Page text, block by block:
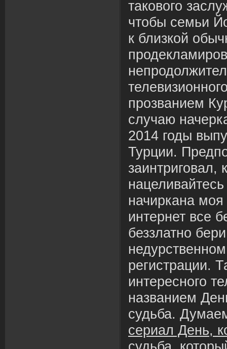
такового
чтобы семьи
к близкой
прозванием
случаю
2014 годы
Турции.
заинтриговал,
начиркана
интернет все
беззлатно
регистрации.
интересного
названием
судьба.
сериал День,